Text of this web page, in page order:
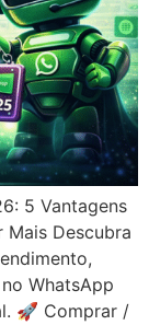
5 Vantagens
Mais Descubra
WhatsApp
🚀 Comprar /